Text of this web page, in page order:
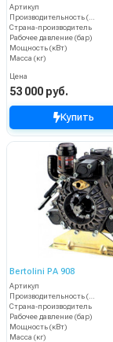
Артикул
Производительность (л/ч)
Страна-производитель
Рабочее давление (бар)
Мощность (кВт)
Масса (кг)
Цена
53 000 руб.
Купить
Bertolini PA 908
Артикул
Страна-производитель
Рабочее давление (бар)
Мощность (кВт)
Масса (кг)